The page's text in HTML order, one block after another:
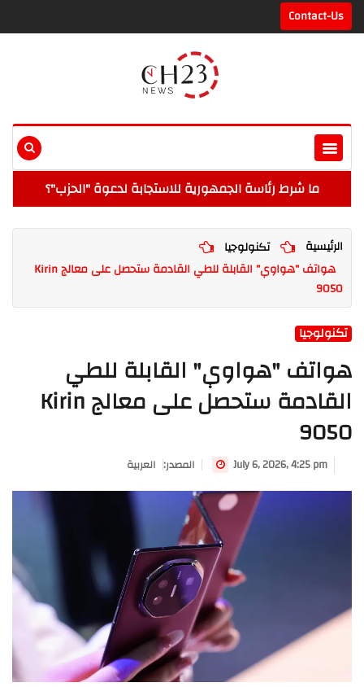
Contact-Us
ما شرط رئاسة الجمهورية للاستجابة لدعوة "الحزب"؟
الرئيسية
تكنولوجيا
هواتف "هواوي" القابلة للطي القادمة ستحصل على معالج Kirin
9050
تكنولوجيا
هواتف "هواوي" القابلة للطي
القادمة ستحصل على معالج Kirin
9050
العربية :المصدر July 6, 2026, 4:25 pm